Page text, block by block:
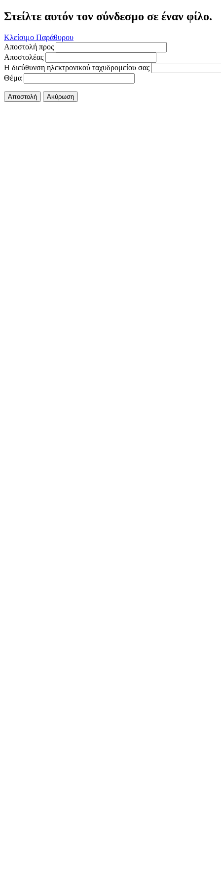
Στείλτε αυτόν τον σύνδεσμο σε έναν φίλο.
Κλείσιμο Παράθυρου
Αποστολή προς
Αποστολέας
Η διεύθυνση ηλεκτρονικού ταχυδρομείου σας
Θέμα
Αποστολή Ακύρωση